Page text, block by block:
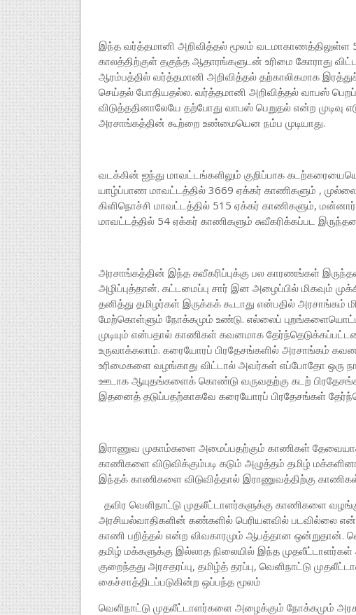
இந்த வர்த்தமானி அறிவித்தல் மூலம் வடமாகாணத்திலுள்ள
காலத்திற்குள் தகுந்த ஆதாரங்களுடன் உரிமை கோராது
ஆரம்பத்தில் வர்த்தமானி அறிவித்தல் தற்காலிகமாக
செய்தல் போதியதல்ல. வர்த்தமானி அறிவித்தல் வாபஸ்
விடுத்ததினாலேயே தற்போது வாபஸ் பெறுதல் என்ற முடிவு
அரசாங்கத்தின் கூற்றை உண்மையென நம்ப முடியாது.
வடக்கின் ஐந்து மாவட்டங்களிலும் குறிப்பாக
யாழ்ப்பாண மாவட்டத்தில் 3669 ஏக்கர் காணிகளும் ,
கிளிநொச்சி மாவட்டத்தில் 515 ஏக்கர் காணிகளும்,
மாவட்டத்தில் 54 ஏக்கர் காணிகளும் சுவீகரிக்கப்பட
அரசாங்கத்தின் இந்த சுவீகரிப்புக்கு பல காரணங்கள்
அழிப்புத்தான். கட்டமைப்பு சார் இன அழைப்பில் மிகவும்
தனித்து தமிழர்கள் இருக்கக் கூடாது என்பதில் அரசாங்கம்
மேற்கொள்ளும் நோக்கமும் உண்டு. எல்லைப்
முடியும் என்பதால் காணிகள் கவனமாக
உருவாக்கலாம். கரையோரப் பிரதேசங்களில் அரசாங்கம்
உரிமைகளை வழங்காது விட்டால் அவர்கள் எப்போதோ ஒரு
ஊடாக ஆயுதங்களைக் கொண்டு வருவதற்கு கடற்
இதனைத் தடுப்பதற்காகவே கரையோரப் பிரதேசங்கள்
இராணுவ முகாம்களை அமைப்பதற்கும் காணிகள்
காணிகளை விடுவிக்கும்படி கடும் அழுத்தம் தமிழ்
இந்தக் காணிகளை விடுவித்தால் இராணுவத்திற்கு
தவிர வெளிநாட்டு முதலீட்டாளர்களுக்கு காணிகளை
அரசியல்வாதிகளின் கண்களில் பெரியளவில் படவில்லை
காணி பறித்தல் என்ற விவகாரமும் ஆபத்தான ஒன்றுதான்.
தமிழ் மக்களுக்கு இல்லாத நிலையில் இந்த
குறைந்தது அரசதரப்பு, தமிழ்த் தரப்பு, வெளிநாட்டு
கைச்சாத்திடப்படுகின்ற ஒப்பந்த மூலம்
வெளிநாட்டு முதலீட்டாளர்களை அழைக்கும் நோக்கமும்